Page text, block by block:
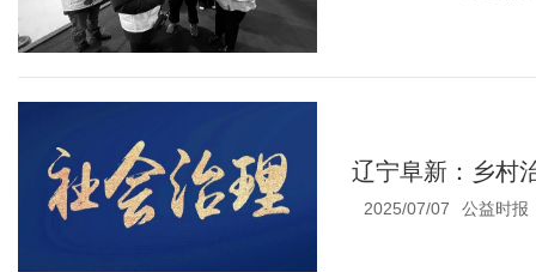
辽宁阜新：乡村
2025/07/07 公益时报